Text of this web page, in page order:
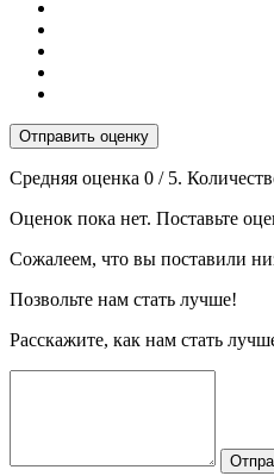
Отправить оценку
Средняя оценка 0 / 5.
Оценок пока нет. Поставьте
Сожалеем, что вы поставили
Позвольте нам стать лучше!
Расскажите, как нам стать